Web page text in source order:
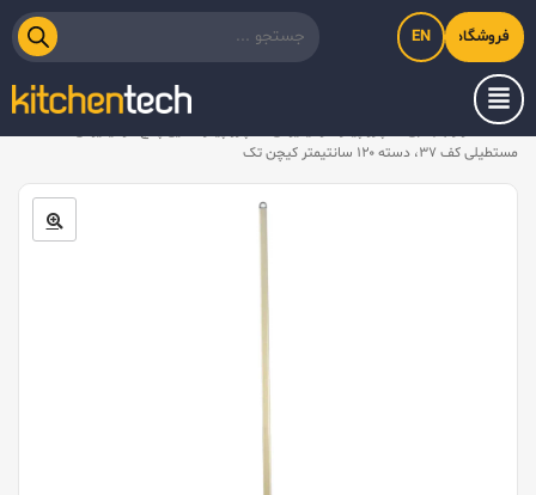
فروشگاه اینترنتی کیت‌لاین
EN
خانه
مستطیلی کف ۳۷، دسته ۱۲۰ سانتیمتر کیچن تک